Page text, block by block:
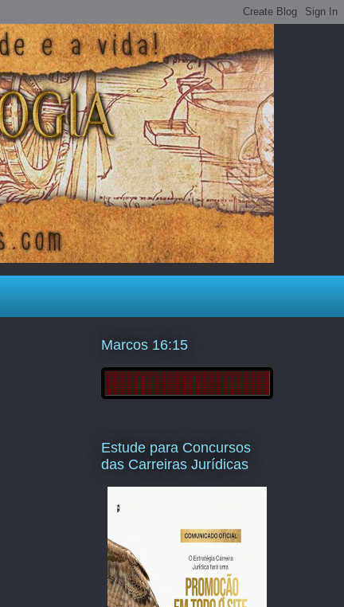
Marcos 16:15
Estude para Concursos
das Carreiras Jurídicas